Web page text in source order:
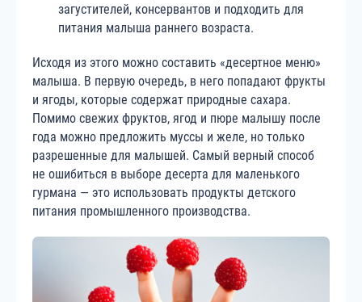
загустителей, консервантов и подходить для
питания малыша раннего возраста.
Исходя из этого можно составить «десертное меню»
малыша. В первую очередь, в него попадают фрукты
и ягоды, которые содержат природные сахара.
Помимо свежих фруктов, ягод и пюре малышу после
года можно предложить муссы и желе, но только
разрешенные для малышей. Самый верный способ
не ошибиться в выборе десерта для маленького
гурмана — это использовать продукты детского
питания промышленного производства.